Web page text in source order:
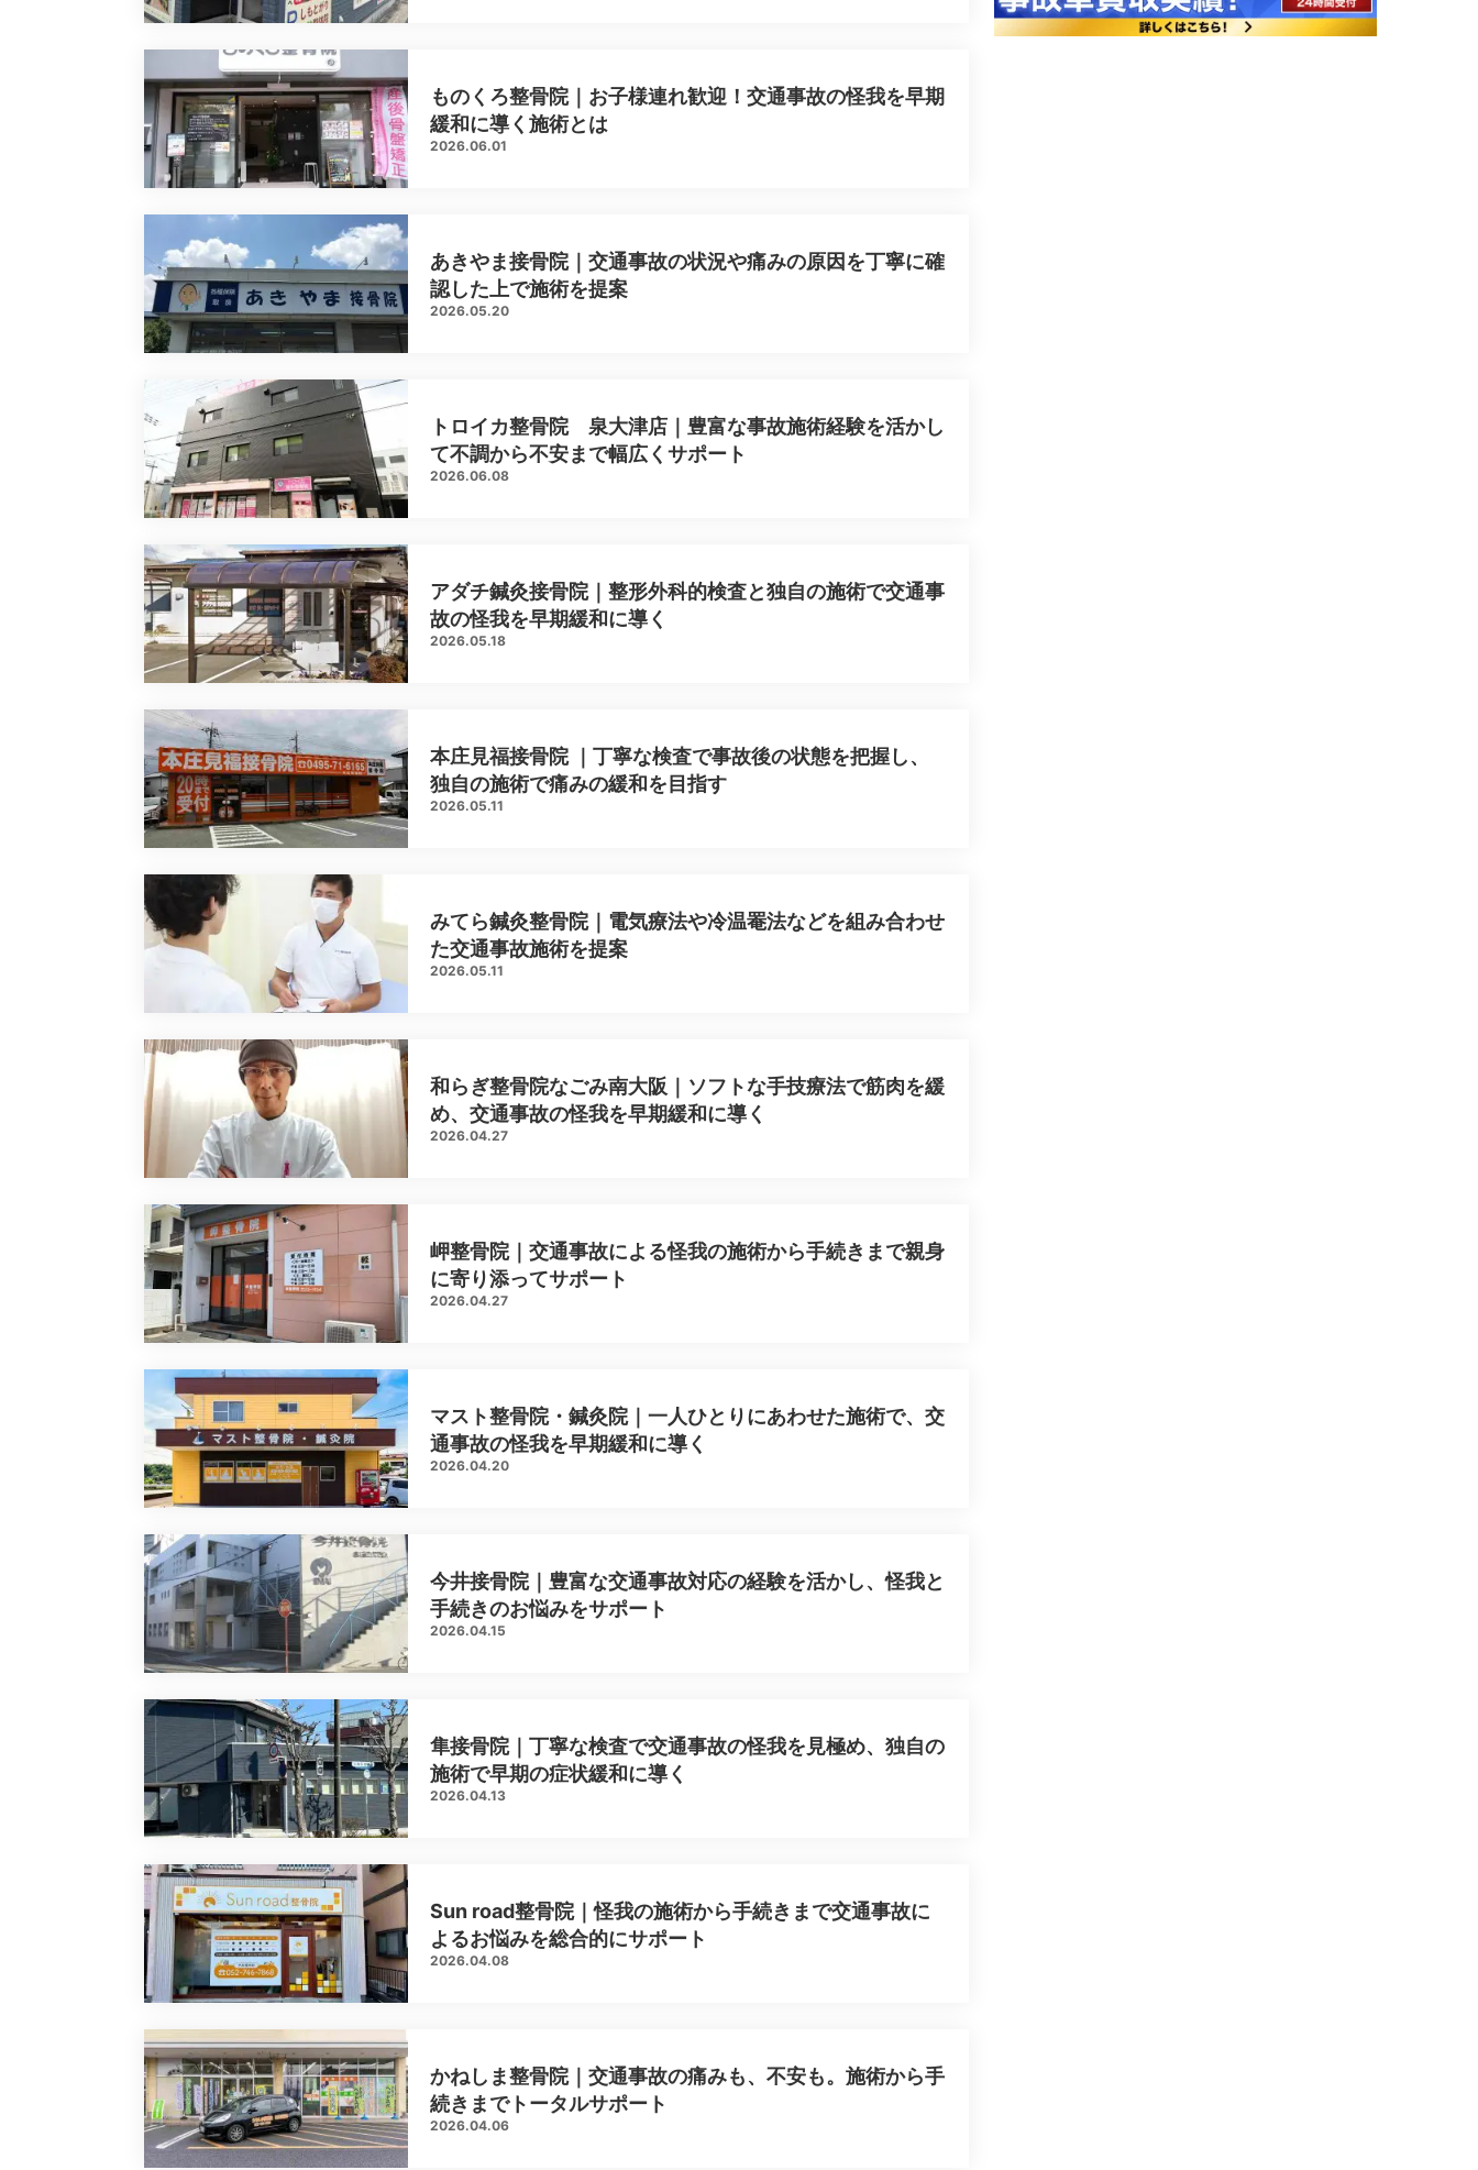
ものくろ整骨院｜お子様連れ歓迎！交通事故の怪我を早期
緩和に導く施術とは
2026.06.01
あきやま接骨院｜交通事故の状況や痛みの原因を丁寧に確
認した上で施術を提案
2026.05.20
トロイカ整骨院 泉大津店｜豊富な事故施術経験を活かし
て不調から不安まで幅広くサポート
2026.06.08
アダチ鍼灸接骨院｜整形外科的検査と独自の施術で交通事
故の怪我を早期緩和に導く
2026.05.18
本庄見福接骨院 ｜丁寧な検査で事故後の状態を把握し、
独自の施術で痛みの緩和を目指す
2026.05.11
みてら鍼灸整骨院｜電気療法や冷温罨法などを組み合わせ
た交通事故施術を提案
2026.05.11
和らぎ整骨院なごみ南大阪｜ソフトな手技療法で筋肉を緩
め、交通事故の怪我を早期緩和に導く
2026.04.27
岬整骨院｜交通事故による怪我の施術から手続きまで親身
に寄り添ってサポート
2026.04.27
マスト整骨院・鍼灸院｜一人ひとりにあわせた施術で、交
通事故の怪我を早期緩和に導く
2026.04.20
今井接骨院｜豊富な交通事故対応の経験を活かし、怪我と
手続きのお悩みをサポート
2026.04.15
隼接骨院｜丁寧な検査で交通事故の怪我を見極め、独自の
施術で早期の症状緩和に導く
2026.04.13
Sun road整骨院｜怪我の施術から手続きまで交通事故に
よるお悩みを総合的にサポート
2026.04.08
かねしま整骨院｜交通事故の痛みも、不安も。施術から手
続きまでトータルサポート
2026.04.06